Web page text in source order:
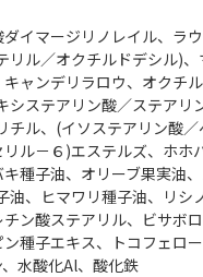
イマージリノレイル、ラ
リル／オクチルドデシル)
ャンデリラロウ、オクチ
システアリン酸／ステアリ
チル、(イソステアリン酸／
ル－６)エステルズ、ホホ
種子油、オリーブ果実油
油、ヒマワリ種子油、リシ
ン酸ステアリル、ビサボ
種子エキス、トコフェロ
水酸化Al、酸化鉄